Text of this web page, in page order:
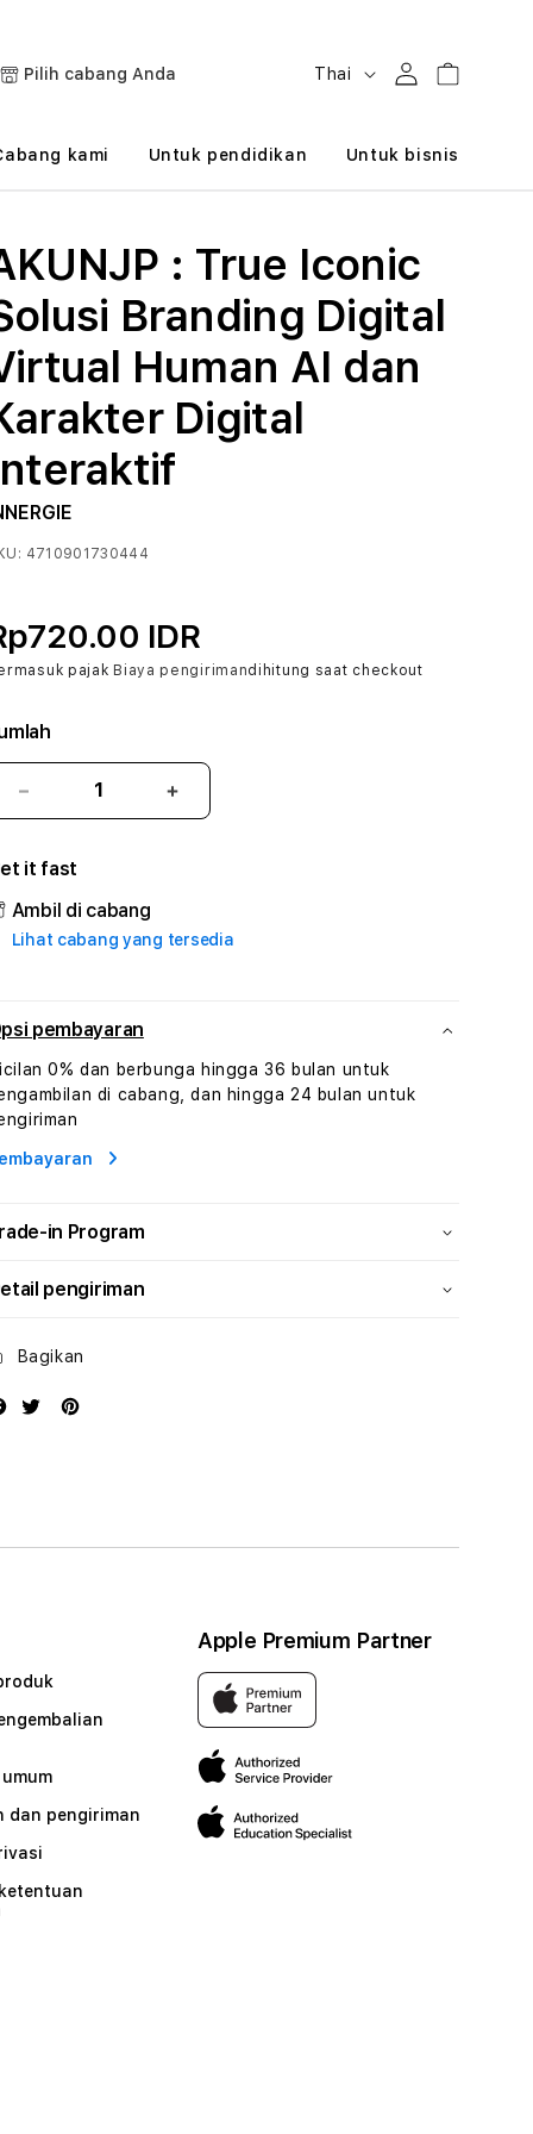
Pilih cabang Anda
B
h
a
Thai MasukKeranjang
kami Untuk pendidikan Untuk bisnis
: True Iconic
Branding Digital
Human AI dan
Digital
4710901730444
IDR
pajak Biaya pengirimandihitung saat checkout
Kurangi
jumlah
AKUNJP
:
True
Iconic
Digital
Human
AI
dan
Karakter
Digital
Tambah
jumlah
True
Iconic
Human
AI
it fast
Ambil di cabang
Lihat cabang yang tersedia
pembayaran
0% dan berbunga hingga 36 bulan untuk
di cabang, dan hingga 24 bulan untuk
in Program
pengiriman
Bagikan
dan pengiriman
Apple Premium Partner